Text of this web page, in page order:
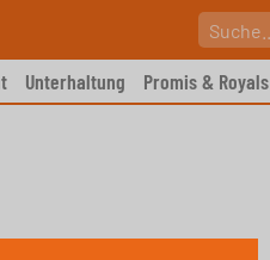
Unterhaltung Promis & Royals